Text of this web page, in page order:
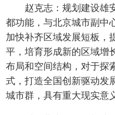
赵克志：规划建设雄
都功能，与北京城市副中
加快补齐区域发展短板，
平，培育形成新的区域增
布局和空间结构，对于探
式，打造全国创新驱动发
城市群，具有重大现实意